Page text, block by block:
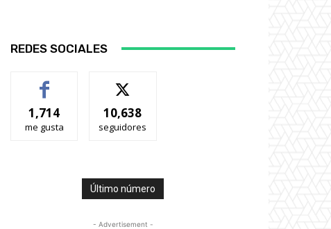
REDES SOCIALES
1,714
me gusta
10,638
seguidores
Último número
- Advertisement -